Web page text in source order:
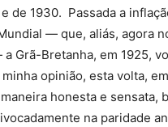
de 1930. Passada a
— que, aliás, agora
Grã-Bretanha, em 1925,
opinião, esta volta,
honesta e sensata,
na paridade